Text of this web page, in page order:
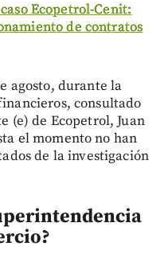
Ecopetrol-Cenit:
de contratos
agosto, durante la
consultado
(e) de Ecopetrol, Juan
el momento no han
de la investigación